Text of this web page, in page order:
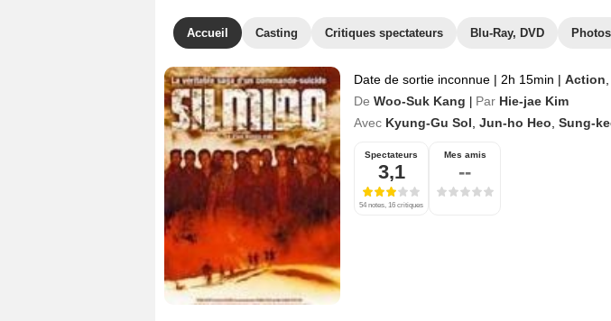
Accueil Casting Critiques spectateurs Blu-Ray, DVD Photos
Date de sortie inconnue | 2h 15min | Action
De Woo-Suk Kang Par Hie-jae Kim
Avec Kyung-Gu Sol Jun-ho Heo Sung-
Spectateurs
3,1
54 notes, 16 critiques
Mes amis
--